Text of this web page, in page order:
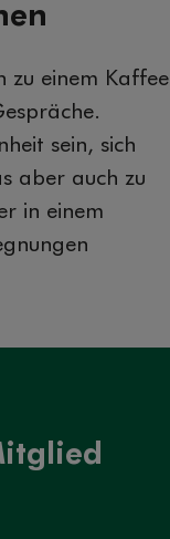
zu einem Kaffee
sein, sich
aber auch zu
in einem